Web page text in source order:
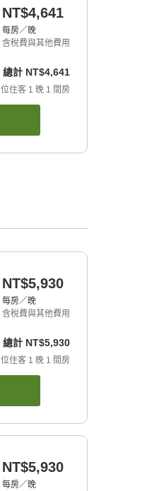
NT$4,641
每房／晚
含稅費與其他費用
總計 NT$4,641
位住客 1 晚 1 間房
NT$5,930
每房／晚
含稅費與其他費用
總計 NT$5,930
位住客 1 晚 1 間房
NT$5,930
每房／晚